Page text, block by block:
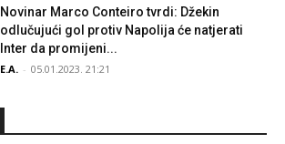
Novinar Marco Conteiro tvrdi: Džekin
odlučujući gol protiv Napolija će natjerati
Inter da promijeni...
E.A. - 05.01.2023. 21:21